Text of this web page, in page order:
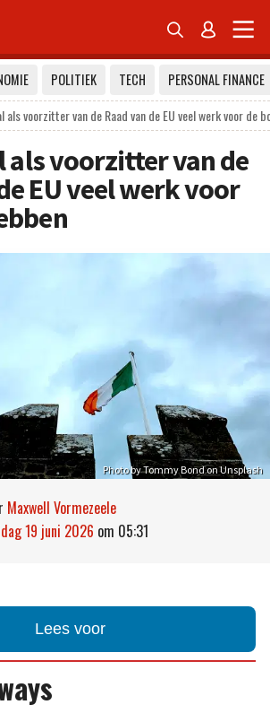
 
POLITIEK TECH
PERSONAL FINANCE
als voorzitter van de Raad van de EU veel werk voor de
als voorzitter van de
EU veel werk voor
Photo by Tommy Bond on Unsplash
Maxwell Vormezeele
19 juni 2026 om 05:31
Lees voor